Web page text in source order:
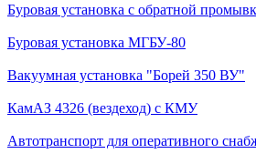
Буровая установка с обратной
Буровая установка МГБУ-80
Вакуумная установка "Борей 350 ВУ"
КамАЗ 4326 (вездеход) с КМУ
Автотранспорт для оперативного